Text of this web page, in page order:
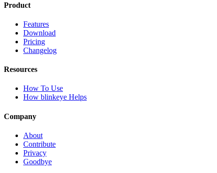
Product
Features
Download
Pricing
Changelog
Resources
How To Use
How blinkeye Helps
Company
About
Contribute
Privacy
Goodbye